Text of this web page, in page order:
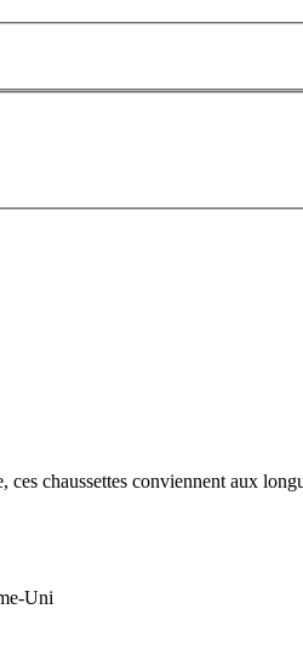
chaussettes conviennent aux
Uni